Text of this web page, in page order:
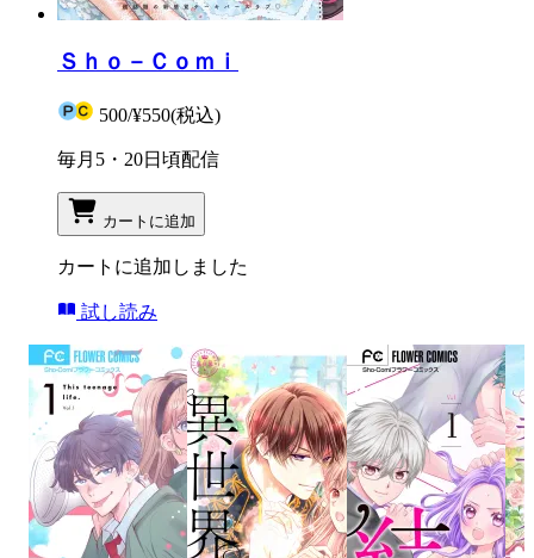
Ｓｈｏ－Ｃｏｍｉ
500/¥550(税込)
毎月5・20日頃配信
カートに追加
カートに追加しました
試し読み